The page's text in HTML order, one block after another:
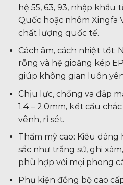
hệ 55, 63, 93, nhập
Quốc hoặc nhôm Xingfa
chất lượng quốc tế.
Cách âm, cách nhiệt tốt:
rỗng và hệ gioăng kép
giúp không gian luôn
Chịu lực, chống va đập
1.4 – 2.0mm, kết cấu
vênh, rỉ sét.
Thẩm mỹ cao: Kiểu dáng
sắc như trắng sứ, ghi
phù hợp với mọi phong
Phụ kiện đồng bộ cao